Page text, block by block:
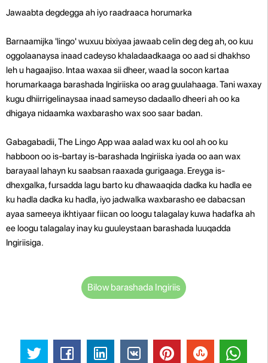
Jawaabta degdegga ah iyo raadraaca horumarka
Barnaamijka 'lingo' wuxuu bixiyaa jawaab celin deg deg ah, oo kuu
oggolaanaysa inaad cadeyso khaladaadkaaga oo aad si dhakhso
leh u hagaajiso. Intaa waxaa sii dheer, waad la socon kartaa
horumarkaaga barashada Ingiriiska oo arag guulahaaga. Tani waxay
kugu dhiirrigelinaysaa inaad sameyso dadaallo dheeri ah oo ka
dhigaya nidaamka waxbarasho wax soo saar badan.
Gabagabadii, The Lingo App waa aalad wax ku ool ah oo ku
habboon oo is-bartay is-barashada Ingiriiska iyada oo aan wax
barayaal lahayn ku saabsan raaxada gurigaaga. Ereyga is-
dhexgalka, fursadda lagu barto ku dhawaaqida dadka ku hadla ee
ku hadla dadka ku hadla, iyo jadwalka waxbarasho ee dabacsan
ayaa sameeya ikhtiyaar fiican oo loogu talagalay kuwa hadafka ah
ee loogu talagalay inay ku guuleystaan ​​barashada luuqadda
Ingiriisiga.
Bilow barashada Ingiriis